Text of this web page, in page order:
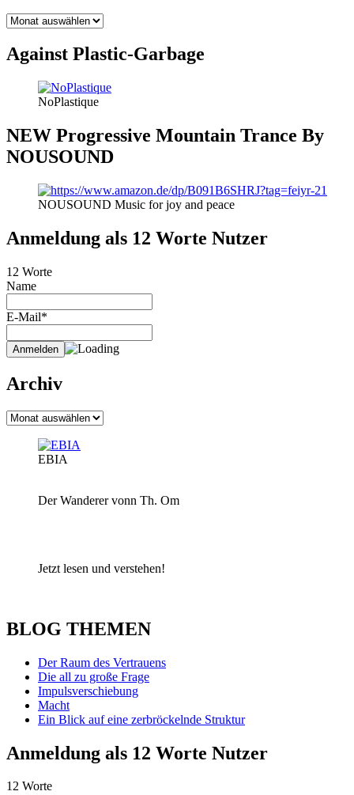
BLOG
Against Plastic-Garbage
NoPlastique
NEW Progressive Mountain Trance By
NOUSOUND
NOUSOUND Music for joy and peace
Anmeldung als 12 Worte Nutzer
12 Worte
Name
E-Mail*
Archiv
Archiv
EBIA
Der Wanderer vonn Th. Om
Jetzt lesen und verstehen!
BLOG THEMEN
Der Raum des Vertrauens
Die all zu große Frage
Impulsverschiebung
Macht
Ein Blick auf eine zerbröckelnde Struktur
Anmeldung als 12 Worte Nutzer
12 Worte